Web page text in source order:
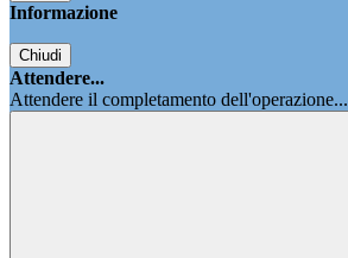
Informazione
Chiudi
Attendere...
Attendere il completamento dell'operazione...